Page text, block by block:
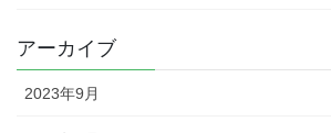
アーカイブ
2023年9月